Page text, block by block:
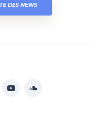
DES NEWS
YouTubeSoundcloud